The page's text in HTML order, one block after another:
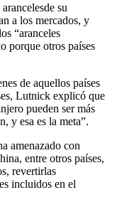
su
a los mercados, y
“aranceles
porque otros países
de aquellos países
Lutnick explicó que
pueden ser más
y esa es la meta”.
amenazado con
entre otros países,
revertirlas
incluidos en el